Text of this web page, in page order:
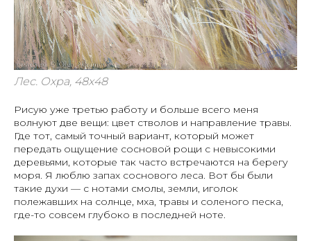
Лес. Охра, 48х48
Рисую уже третью работу и больше всего меня
волнуют две вещи: цвет стволов и направление травы.
Где тот, самый точный вариант, который может
передать ощущение сосновой рощи с невысокими
деревьями, которые так часто встречаются на берегу
моря. Я люблю запах соснового леса. Вот бы были
такие духи — с нотами смолы, земли, иголок
полежавших на солнце, мха, травы и соленого песка,
где-то совсем глубоко в последней ноте.